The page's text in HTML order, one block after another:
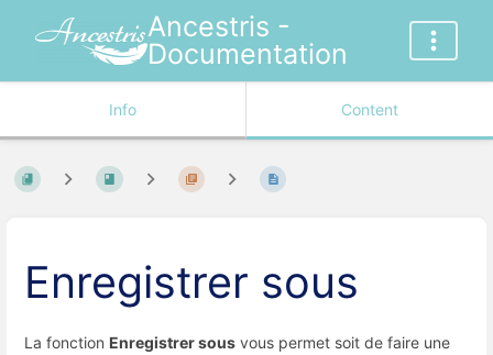
Ancestris -
Documentation
Info Content
Enregistrer sous
La fonction Enregistrer sous vous permet soit de faire une